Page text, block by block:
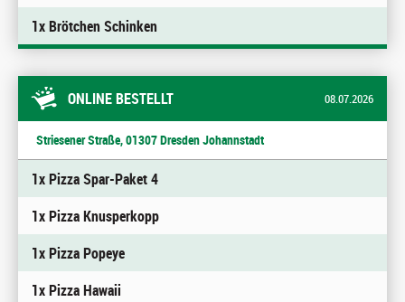
1x Brötchen Schinken
ONLINE BESTELLT 08.07.2026
Striesener Straße, 01307 Dresden Johannstadt
1x Pizza Spar-Paket 4
1x Pizza Knusperkopp
1x Pizza Popeye
1x Pizza Hawaii